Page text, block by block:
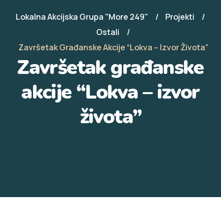
Lokalna Akcijska Grupa "More 249"
Projekti
Ostali
Završetak Građanske Akcije “Lokva – Izvor Života”
Završetak građanske
akcije “Lokva – izvor
života”